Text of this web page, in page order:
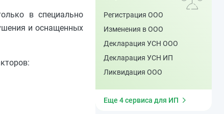
в специально
и оснащенных
Регистрация ООО
Изменения в ООО
Декларация УСН ООО
Декларация УСН ИП
Ликвидация ООО
Еще 4 сервиса для ИП